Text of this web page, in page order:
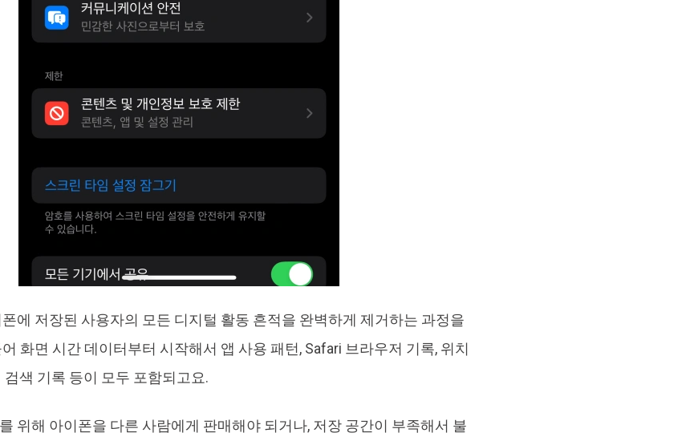
에 저장된 사용자의 모든 디지털 활동 흔적을 완벽하게 제거하는 과정을
화면 시간 데이터부터 시작해서 앱 사용 패턴, Safari 브라우저 기록, 위치
검색 기록 등이 모두 포함되고요.
위해 아이폰을 다른 사람에게 판매해야 되거나, 저장 공간이 부족해서 불